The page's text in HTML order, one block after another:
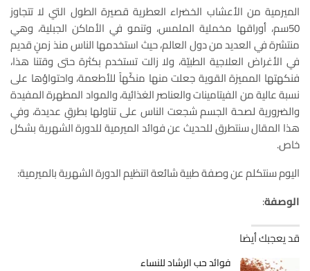
الميرمية من الأعشاب الخضراء العطرية قصيرة الطول التي لا تتجاوز
50سم، أوراقها مخملية الملمس، وتنمو في الأماكن الجبلية، وهي
منتشرة في العديد من دول العالم، حيث استخدمها الناس منذ زمنٍ قديم
في الأغراض العلاجية الطبيّة، ولا زالت تستخدم بكثرة حتى وقتنا هذا،
فنكهتها المميزة القوية جعلت منها منكّهاً للأطعمة، واحتواؤها على
نسبة عالية من الفيتامينات والعناصر الغذائية، والمواد المطهرة المفيدة
والضرورية لصحة الجسم شجعت الناس على تناولها بطرقٍ عديدة، وفي
هذا المقال سنتطرق للحديث عن فوائد الميرمية للدورة الشهرية بشكل
خاص.
اليوم سنتكلم عن وصفة طبية شائعة اتنظيم الدورة الشهرية بالميرمية:
الوصفة:
قد يعجبك أيضا
فوائد حب الرشاد للنساء